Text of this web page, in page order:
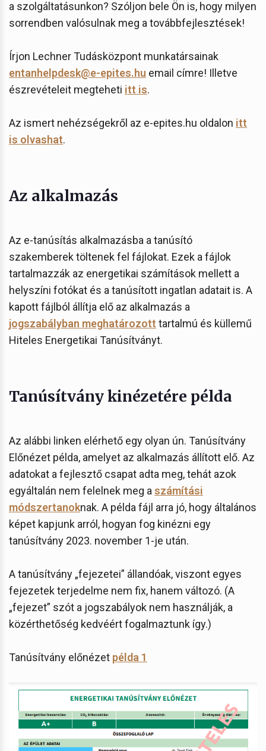
a szolgáltatásunkon? Szóljon bele Ön is, hogy milyen
sorrendben valósulnak meg a továbbfejlesztések!
Írjon Lechner Tudásközpont munkatársainak
entanhelpdesk@e-epites.hu email címre! Illetve
észrevételeit megteheti itt is.
Az ismert nehézségekről az e-epites.hu oldalon itt
is olvashat.
Az alkalmazás
Az e-tanúsítás alkalmazásba a tanúsító
szakemberek töltenek fel fájlokat. Ezek a fájlok
tartalmazzák az energetikai számítások mellett a
helyszíni fotókat és a tanúsított ingatlan adatait is. A
kapott fájlból állítja elő az alkalmazás a
jogszabályban meghatározott tartalmú és küllemű
Hiteles Energetikai Tanúsítványt.
Tanúsítvány kinézetére példa
Az alábbi linken elérhető egy olyan ún. Tanúsítvány
Előnézet példa, amelyet az alkalmazás állított elő. Az
adatokat a fejlesztő csapat adta meg, tehát azok
egyáltalán nem felelnek meg a számítási
módszertanoknak. A példa fájl arra jó, hogy általános
képet kapjunk arról, hogyan fog kinézni egy
tanúsítvány 2023. november 1-je után.
A tanúsítvány „fejezetei” állandóak, viszont egyes
fejezetek terjedelme nem fix, hanem változó. (A
„fejezet” szót a jogszabályok nem használják, a
közérthetőség kedvéért fogalmaztunk így.)
Tanúsítvány előnézet példa 1